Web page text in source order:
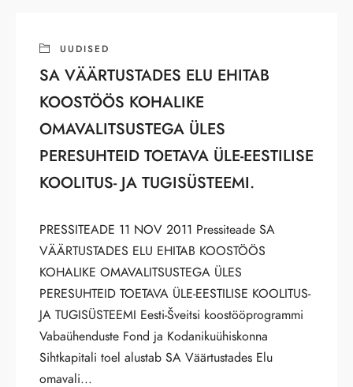
UUDISED
SA VÄÄRTUSTADES ELU EHITAB
KOOSTÖÖS KOHALIKE
OMAVALITSUSTEGA ÜLES
PERESUHTEID TOETAVA ÜLE-EESTILISE
KOOLITUS- JA TUGISÜSTEEMI.
PRESSITEADE 11 NOV 2011 Pressiteade SA
VÄÄRTUSTADES ELU EHITAB KOOSTÖÖS
KOHALIKE OMAVALITSUSTEGA ÜLES
PERESUHTEID TOETAVA ÜLE-EESTILISE KOOLITUS-
JA TUGISÜSTEEMI Eesti-Šveitsi koostööprogrammi
Vabaühenduste Fond ja Kodanikuühiskonna
Sihtkapitali toel alustab SA Väärtustades Elu
omavali...